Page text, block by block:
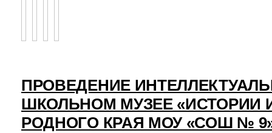
ПРОВЕДЕНИЕ
ШКОЛЬНОМ МУЗЕЕ «ИСТОРИИ
РОДНОГО КРАЯ МОУ «СОШ №